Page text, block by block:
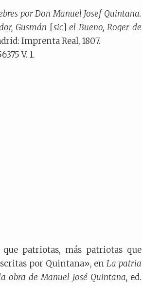
por Don Manuel Josef Quintana.
Gusmán [sic] el Bueno, Roger de
Imprenta Real, 1807.
V. 1.
patriotas, más patriotas que
por Quintana», enLa patria
obra de Manuel José Quintana, ed.